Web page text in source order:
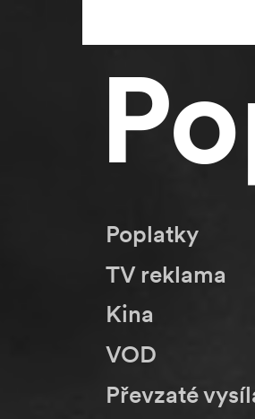
Poplatky
TV reklama
Kina
VOD
Převzaté